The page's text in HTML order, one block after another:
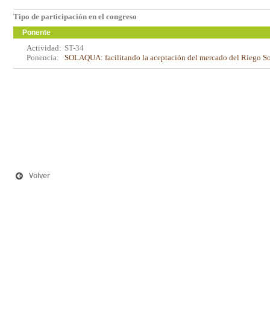
Tipo de participación en el congreso
Ponente
Actividad: ST-34
Ponencia:
SOLAQUA: facilitando la aceptación del mercado del Riego
Volver